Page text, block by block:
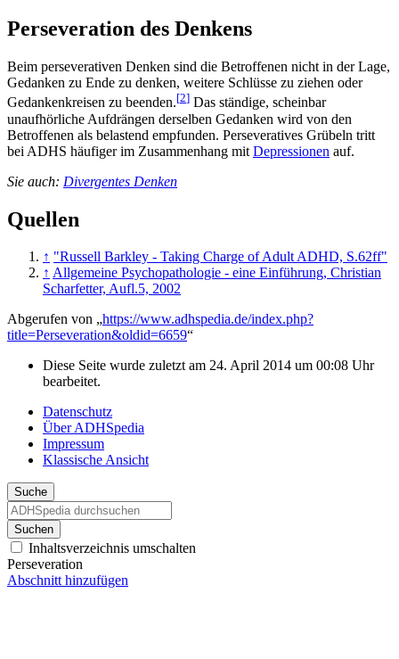
Perseveration des Denkens
Beim perseverativen Denken sind die Betroffenen nicht in der Lage,
Gedanken zu Ende zu denken, weitere Schlüsse zu ziehen oder
Gedankenkreisen zu beenden.[2] Das ständige, scheinbar
unaufhörliche Aufdrängen derselben Gedanken wird von den
Betroffenen als belastend empfunden. Perseveratives Grübeln tritt
bei ADHS häufiger im Zusammenhang mit Depressionen auf.
Sie auch: Divergentes Denken
Quellen
↑ "Russell Barkley - Taking Charge of Adult ADHD, S.62ff"
↑ Allgemeine Psychopathologie - eine Einführung, Christian
Scharfetter, Aufl.5, 2002
Abgerufen von „https://www.adhspedia.de/index.php?
title=Perseveration&oldid=6659“
Diese Seite wurde zuletzt am 24. April 2014 um 00:08 Uhr
bearbeitet.
Datenschutz
Über ADHSpedia
Impressum
Klassische Ansicht
Suche
Suchen
Inhaltsverzeichnis umschalten
Perseveration
Abschnitt hinzufügen